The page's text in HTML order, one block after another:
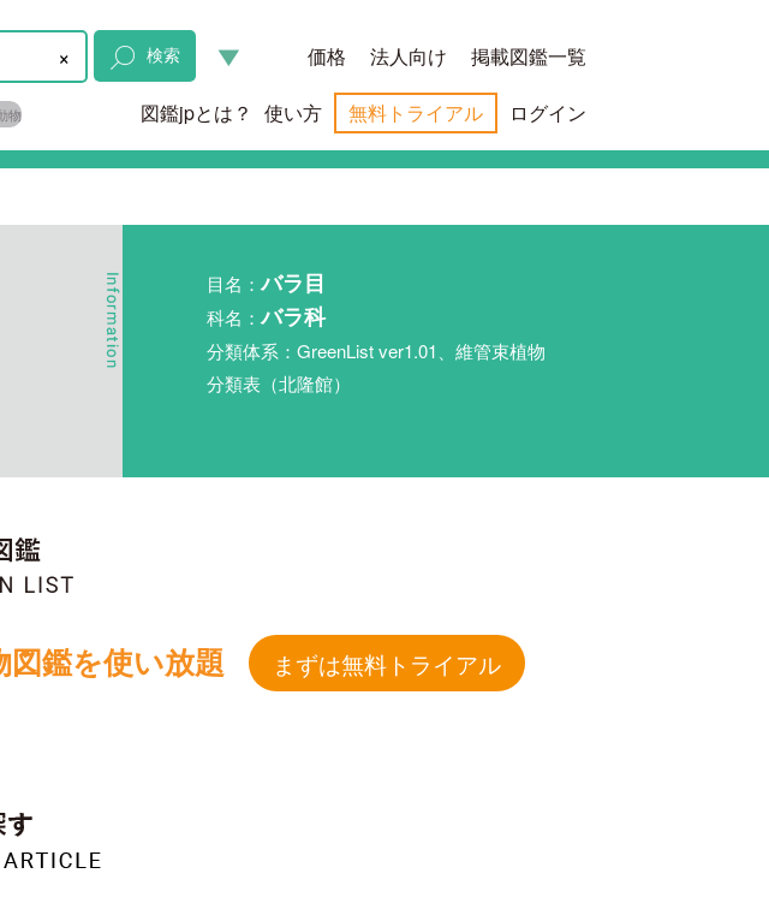
× 検索
物
価格 法人向け 掲載図鑑一覧
図鑑jpとは？ 使い方 無料トライアル ログイン
目名：バラ目
科名：バラ科
分類体系：GreenList ver1.01、維管束植物
分類表（北隆館）
図鑑を使い放題 まずは無料トライアル